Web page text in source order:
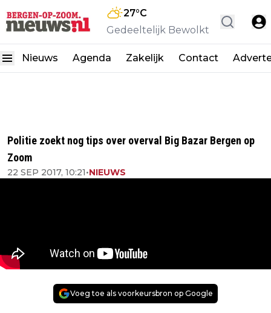
27°C
Gedeeltelijk Bewolkt
Nieuws Agenda Zakelijk Contact
Politie zoekt nog tips over overval Big Bazar Bergen op
Zoom
22 SEP 2017, 10:21•NIEUWS
Voeg toe als voorkeursbron op Google